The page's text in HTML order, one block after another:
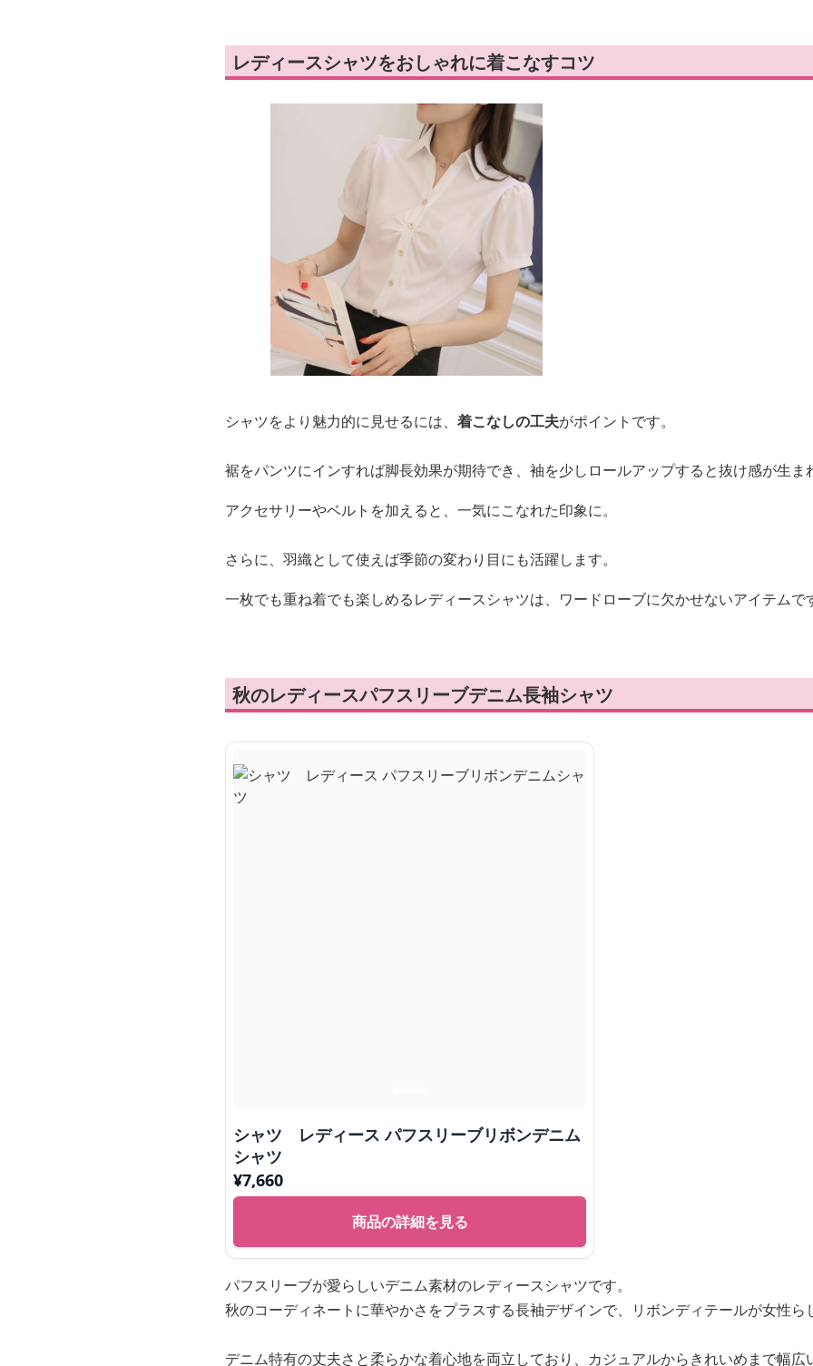
レディースシャツをおしゃれに着こなすコツ
シャツをより魅力的に見せるには、 着こなしの工夫がポイントです。
裾をパンツにインすれば脚長効果が期待でき、袖を少しロールアップすると抜け感が生ま
アクセサリーやベルトを加えると、一気にこなれた印象に。
さらに、羽織として使えば季節の変わり目にも活躍します。
一枚でも重ね着でも楽しめるレディースシャツは、ワードローブに欠かせないアイテムで
秋のレディースパフスリーブデニム長袖シャツ
シャツ レディース パフスリーブリボンデニム
シャツ
¥7,660
商品の詳細を見る
パフスリーブが愛らしいデニム素材のレディースシャツです。
秋のコーディネートに華やかさをプラスする長袖デザインで、リボンディテールが女性ら
デニム特有の丈夫さと柔らかな着心地を両立しており、カジュアルからきれいめまで幅